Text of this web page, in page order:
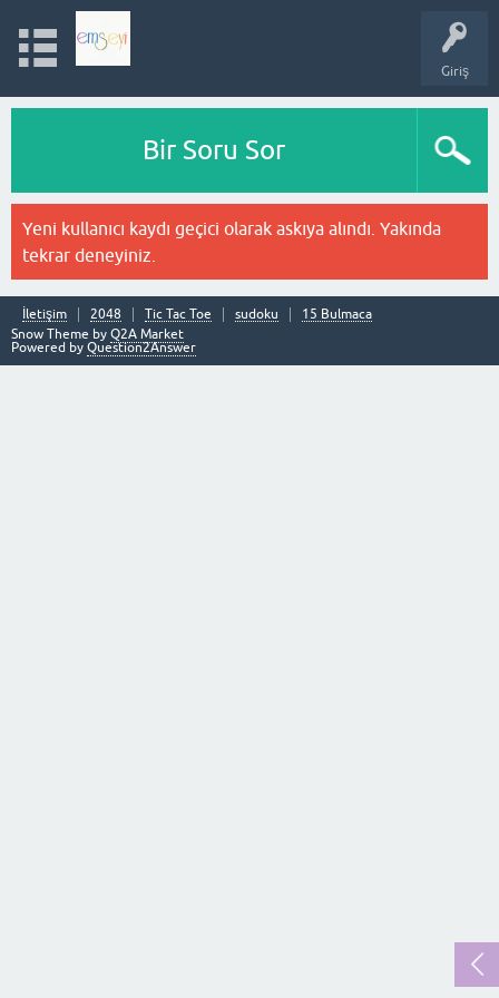
Giriş
Bir Soru Sor
Yeni kullanıcı kaydı geçici olarak askıya alındı. Yakında
tekrar deneyiniz.
İletişim 2048 Tic Tac Toe sudoku
15 Bulmaca
Snow Theme by Q2A Market
Powered by Question2Answer